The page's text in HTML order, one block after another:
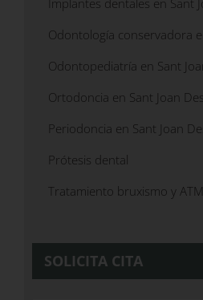
Odontología conservadora
Odontopediatría en Sant
Ortodoncia en Sant Joan
Periodoncia en Sant Joan
Prótesis dental
Tratamiento bruxismo y ATM
SOLICITA CITA